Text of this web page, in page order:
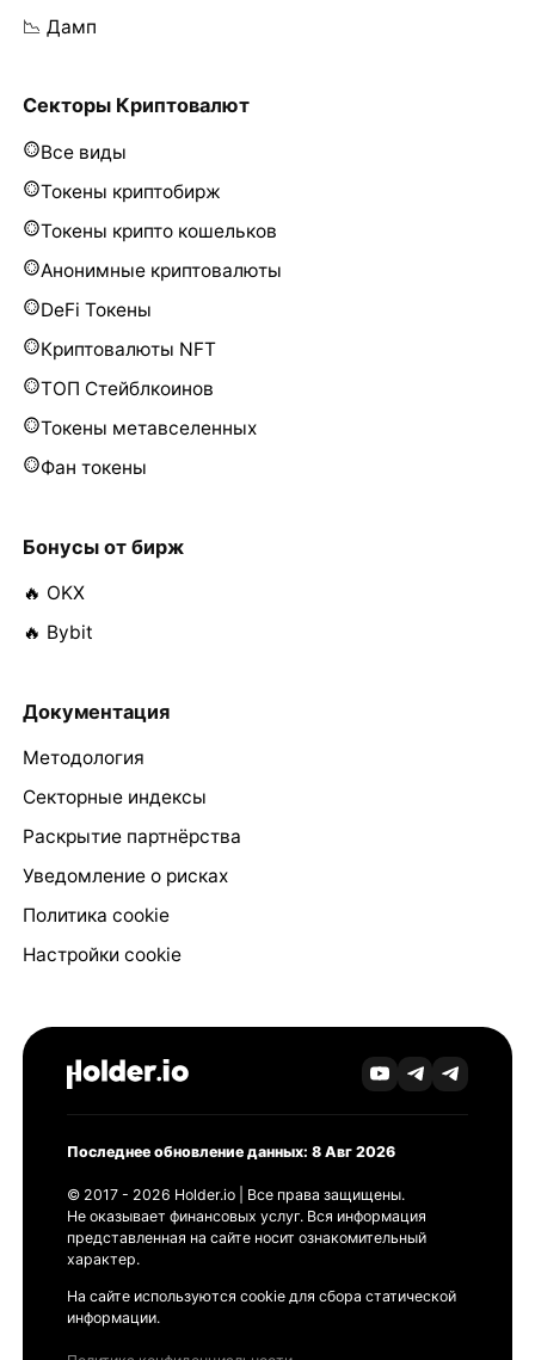
📉 Дамп
Секторы Криптовалют
Все виды
Токены криптобирж
Токены крипто кошельков
Анонимные криптовалюты
DeFi Токены
Криптовалюты NFT
ТОП Стейблкоинов
Токены метавселенных
Фан токены
Бонусы от бирж
🔥 OKX
🔥 Bybit
Документация
Методология
Секторные индексы
Раскрытие партнёрства
Уведомление о рисках
Политика cookie
Настройки cookie
Последнее обновление данных: 8 Авг 2026
© 2017 - 2026 Holder.io | Все права защищены.
Не оказывает финансовых услуг. Вся информация
представленная на сайте носит ознакомительный
характер.
На сайте используются cookie для сбора статической
информации.